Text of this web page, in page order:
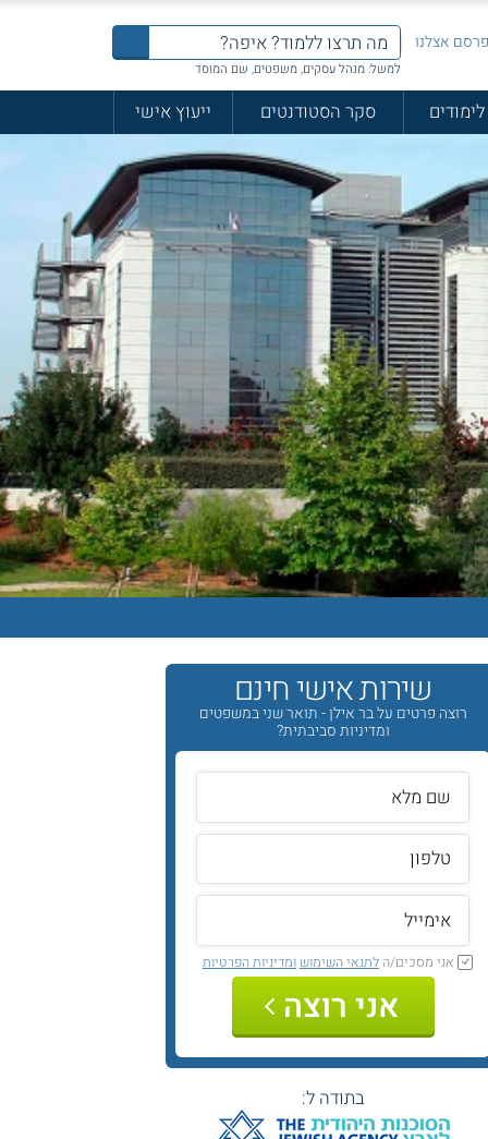
אצלנו
למשל: מנהל עסקים, משפטים, שם המוסד
סקר הסטודנטים ייעוץ אישי
שירות אישי חינם
רוצה פרטים על בר אילן - תואר שני במשפטים
ומדיניות סביבתית?
אני מסכים/הלתנאי השימוש ומדיניות הפרטיות
אני רוצה
בתודה ל: